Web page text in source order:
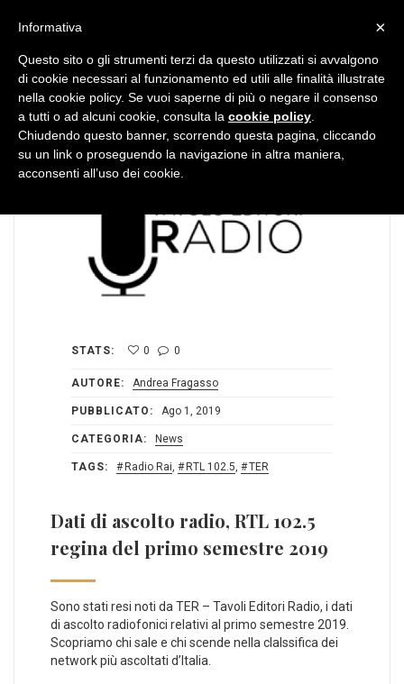
STATS: 0 0
AUTORE: Andrea Fragasso
PUBBLICATO: Ago 1, 2019
CATEGORIA: News
TAGS: Radio Rai, RTL 102.5, TER
Dati di ascolto radio, RTL 102.5
regina del primo semestre 2019
Sono stati resi noti da TER – Tavoli Editori Radio, i dati
di ascolto radiofonici relativi al primo semestre 2019.
Scopriamo chi sale e chi scende nella clalssifica dei
network più ascoltati d’Italia.
×
Informativa
Questo sito o gli strumenti terzi da questo utilizzati si avvalgono
di cookie necessari al funzionamento ed utili alle finalità illustrate
nella cookie policy. Se vuoi saperne di più o negare il consenso
a tutti o ad alcuni cookie, consulta la cookie policy
Chiudendo questo banner, scorrendo questa pagina, cliccando
su un link o proseguendo la navigazione in altra maniera,
acconsenti all’uso dei cookie.